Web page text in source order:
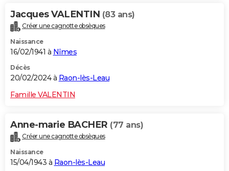
Dictionnaire
Biographies
Citations
Expressions
Proverbes
PROGRAMME TV
COPAINS D'AVANT
S'inscrire
Se connecter
Lycées
Collèges
Primaires
Universités
Entreprises
Service militaire
Avis de recherche
AVIS DE DÉCÈS
Jacques VALENTIN (83 ans)
Créer une cagnotte obsèques
Naissance
16/02/1941 à Nîmes
Décès
20/02/2024 à Raon-lès-Leau
Famille VALENTIN
Anne-marie BACHER (77 ans)
Créer une cagnotte obsèques
Naissance
15/04/1943 à Raon-lès-Leau